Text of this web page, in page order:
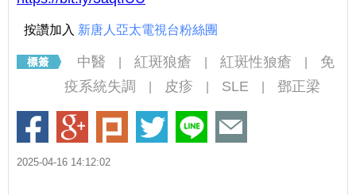
按讚加入 新唐人亞太電視台粉絲團
中醫 紅斑狼瘡 紅斑性狼瘡
免
疫系統失調
皮疹 SLE 鄧正梁
2025-04-16 14:12:02